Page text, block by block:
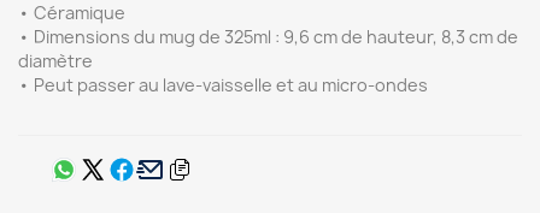
• Céramique
• Dimensions du mug de 325ml : 9,6 cm de hauteur, 8,3 cm de
diamètre
• Peut passer au lave-vaisselle et au micro-ondes